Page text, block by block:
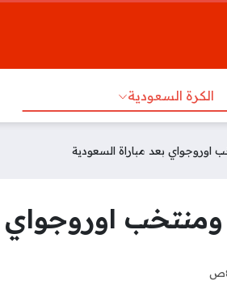
الكرة السعودية
بعد مباراة السعودية
اوروجواي